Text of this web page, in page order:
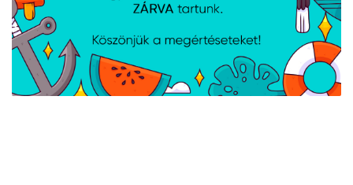
RTX5070, HDMI*1, DP*3, 12GB GDDR7, 1x HDMI, 3x DP, DirectX12